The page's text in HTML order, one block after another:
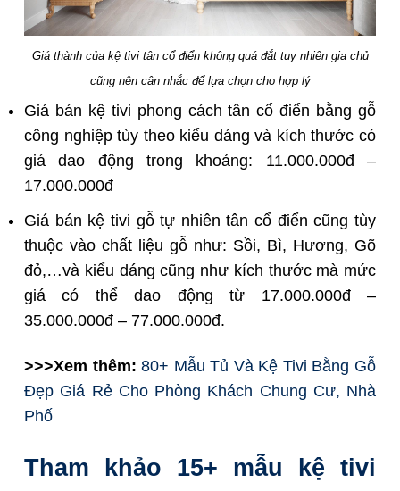
Giá thành của kệ tivi tân cổ điển không quá đắt tuy nhiên gia chủ
cũng nên cân nhắc để lựa chọn cho hợp lý
Giá bán kệ tivi phong cách tân cổ điển bằng gỗ
công nghiệp tùy theo kiểu dáng và kích thước có
giá dao động trong khoảng: 11.000.000đ –
17.000.000đ
Giá bán kệ tivi gỗ tự nhiên tân cổ điển cũng tùy
thuộc vào chất liệu gỗ như: Sồi, Bì, Hương, Gõ
đỏ,…và kiểu dáng cũng như kích thước mà mức
giá có thể dao động từ 17.000.000đ –
35.000.000đ – 77.000.000đ.
>>>Xem thêm: 80+ Mẫu Tủ Và Kệ Tivi Bằng Gỗ
Đẹp Giá Rẻ Cho Phòng Khách Chung Cư, Nhà
Phố
Tham khảo 15+ mẫu kệ tivi